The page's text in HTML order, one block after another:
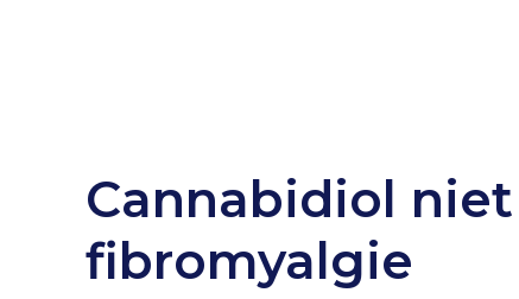
Cannabidiol
fibromyalgie